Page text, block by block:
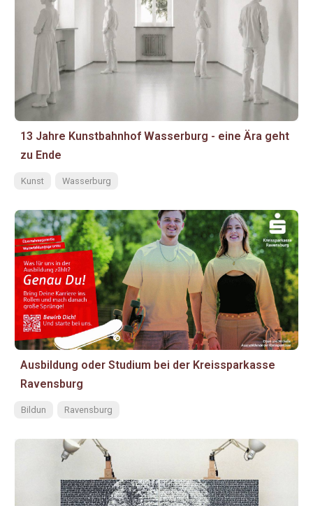
13 Jahre Kunstbahnhof Wasserburg - eine Ära geht
zu Ende
Kunst Wasserburg
Ausbildung oder Studium bei der Kreissparkasse
Ravensburg
Bildun Ravensburg